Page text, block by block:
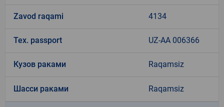
Zavod raqami 4134
Tex. passport UZ-AA 006366
Кузов раками Raqamsiz
Шасси раками Raqamsiz